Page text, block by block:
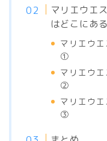
マリエウエ
はどこにあ
マリエウ
①
マリエウ
②
マリエウ
③